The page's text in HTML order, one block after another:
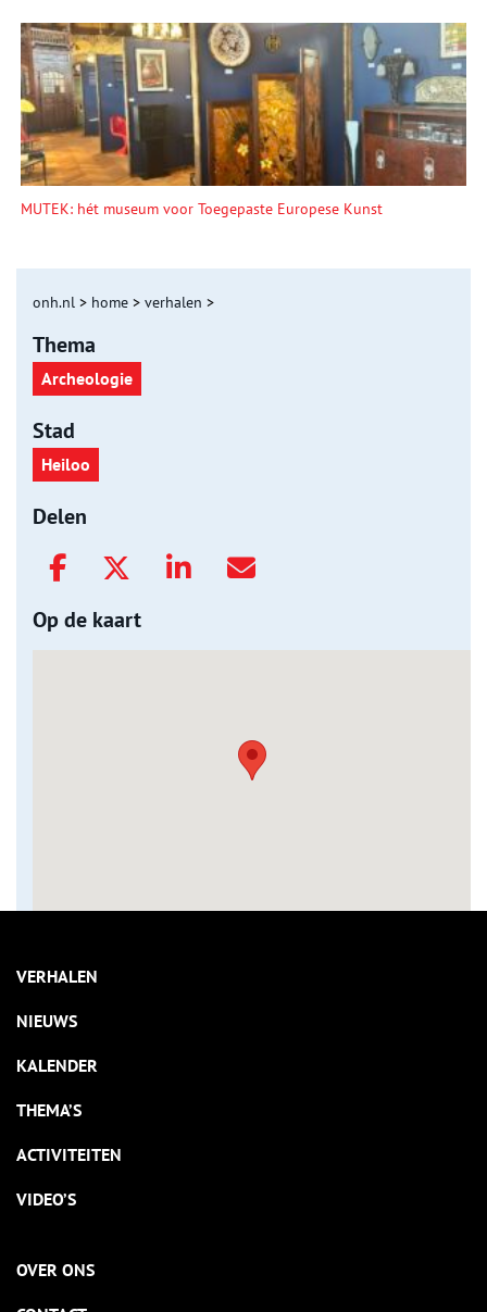
MUTEK: hét museum voor Toegepaste Europese Kunst
onh.nl > home > verhalen >
Thema
Archeologie
Stad
Heiloo
Delen
Op de kaart
VERHALEN
NIEUWS
KALENDER
THEMA’S
ACTIVITEITEN
VIDEO’S
OVER ONS